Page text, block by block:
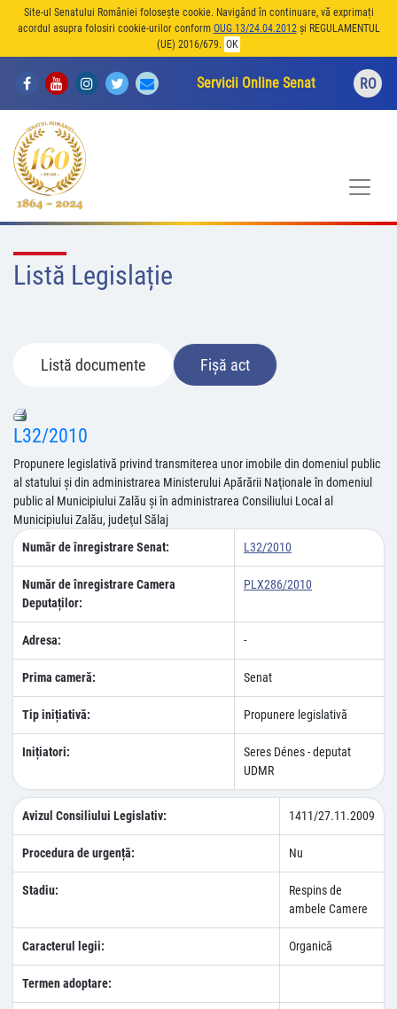
Site-ul Senatului României folosește cookie. Navigând în continuare, vă exprimați
acordul asupra folosiri cookie-urilor conform OUG 13/24.04.2012și REGULAMENTUL
(UE) 2016/679. OK
Servicii Online Senat RO
Listă Legislație
Listă documente Fișă act
L32/2010
Propunere legislativă privind transmiterea unor imobile din domeniul public
al statului şi din administrarea Ministerului Apărării Naţionale în domeniul
public al Municipiului Zalău şi în administrarea Consiliului Local al
Municipiului Zalău, judeţul Sălaj
Număr de înregistrare Senat:
L32/2010
Număr de înregistrare Camera
Deputaților:
PLX286/2010
Adresa: -
Prima cameră: Senat
Tip inițiativă: Propunere legislativă
Inițiatori:
Seres Dénes - deputat
UDMR
Avizul Consiliului Legislativ: 1411/27.11.2009
Procedura de urgență: Nu
Stadiu:
Respins de
ambele Camere
Caracterul legii: Organică
Termen adoptare: